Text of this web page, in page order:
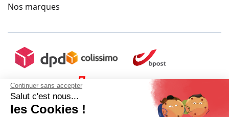
Continuer sans accepter
Salut c'est nous...
les Cookies !
Nos marques